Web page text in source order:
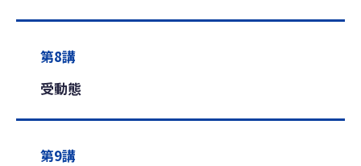
第8講
受動態
第9講